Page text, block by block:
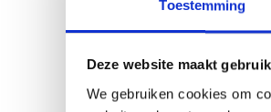
Toestemming
Deze website maakt
We gebruiken cookies om